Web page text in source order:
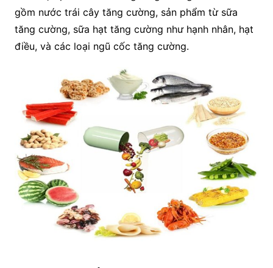
gồm nước trái cây tăng cường, sản phẩm từ sữa
tăng cường, sữa hạt tăng cường như hạnh nhân, hạt
điều, và các loại ngũ cốc tăng cường.